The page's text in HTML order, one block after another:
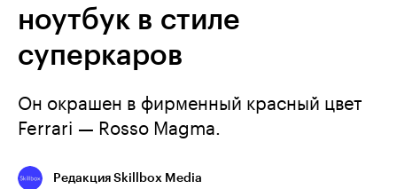
ноутбук в стиле
суперкаров
Он окрашен в фирменный красный цвет
Ferrari — Rosso Magma.
Редакция Skillbox Media